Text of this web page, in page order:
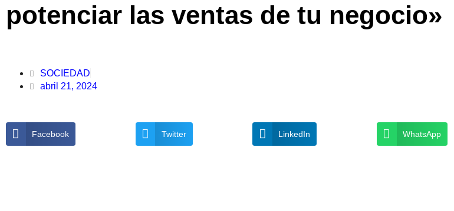
potenciar las ventas de tu negocio»
SOCIEDAD
abril 21, 2024
Facebook Twitter LinkedIn WhatsApp